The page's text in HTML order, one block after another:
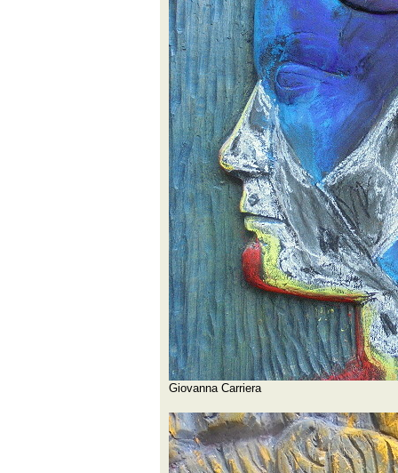
Giovanna Carriera